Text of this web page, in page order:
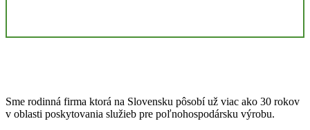
Sme rodinná firma ktorá na Slovensku pôsobí už viac ako 30 rokov
v oblasti poskytovania služieb pre poľnohospodársku výrobu.